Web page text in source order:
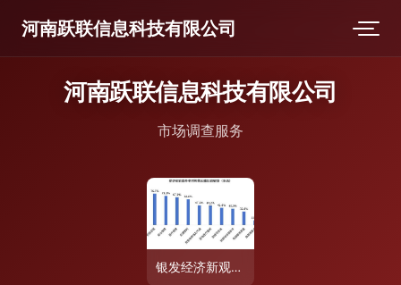
河南跃联信息科技有限公司
河南跃联信息科技有限公司
市场调查服务
银发经济新观察 50城老年消费需求调研揭示超八成老年人将安全置于首位